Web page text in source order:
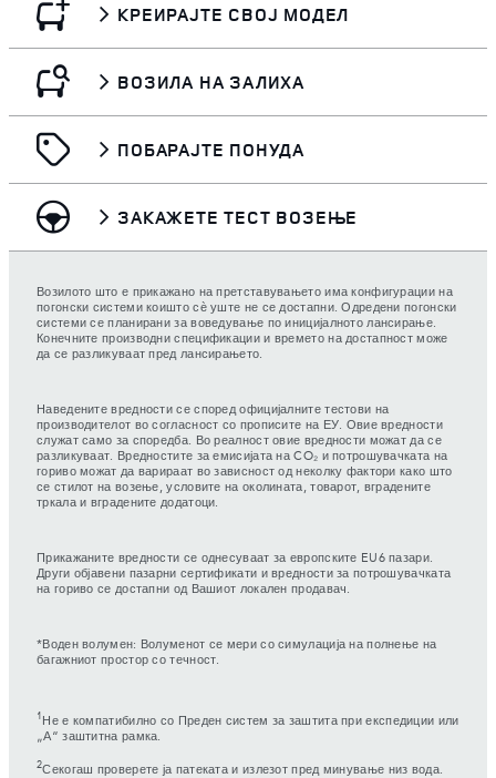
КРЕИРАЈТЕ СВОЈ МОДЕЛ
ВОЗИЛА НА ЗАЛИХА
ПОБАРАЈТЕ ПОНУДА
ЗАКАЖЕТЕ ТЕСТ ВОЗЕЊЕ
Возилото што е прикажано на претставувањето има конфигурации на
погонски системи коишто сѐ уште не се достапни. Одредени погонски
системи се планирани за воведување по иницијалното лансирање.
Конечните производни спецификации и времето на достапност може
да се разликуваат пред лансирањето.
Наведените вредности се според официјалните тестови на
производителот во согласност со прописите на ЕУ. Овие вредности
служат само за споредба. Во реалност овие вредности можат да се
разликуваат. Вредностите за емисијата на CO₂ и потрошувачката на
гориво можат да варираат во зависност од неколку фактори како што
се стилот на возење, условите на околината, товарот, вградените
тркала и вградените додатоци.
Прикажаните вредности се однесуваат за европските EU6 пазари.
Други објавени пазарни сертификати и вредности за потрошувачката
на гориво се достапни од Вашиот локален продавач.
*Воден волумен: Волуменот се мери со симулација на полнење на
багажниот простор со течност.
1 Не е компатибилно со Преден систем за заштита при експедиции или
„А“ заштитна рамка.
2Секогаш проверете ја патеката и излезот пред минување низ вода.